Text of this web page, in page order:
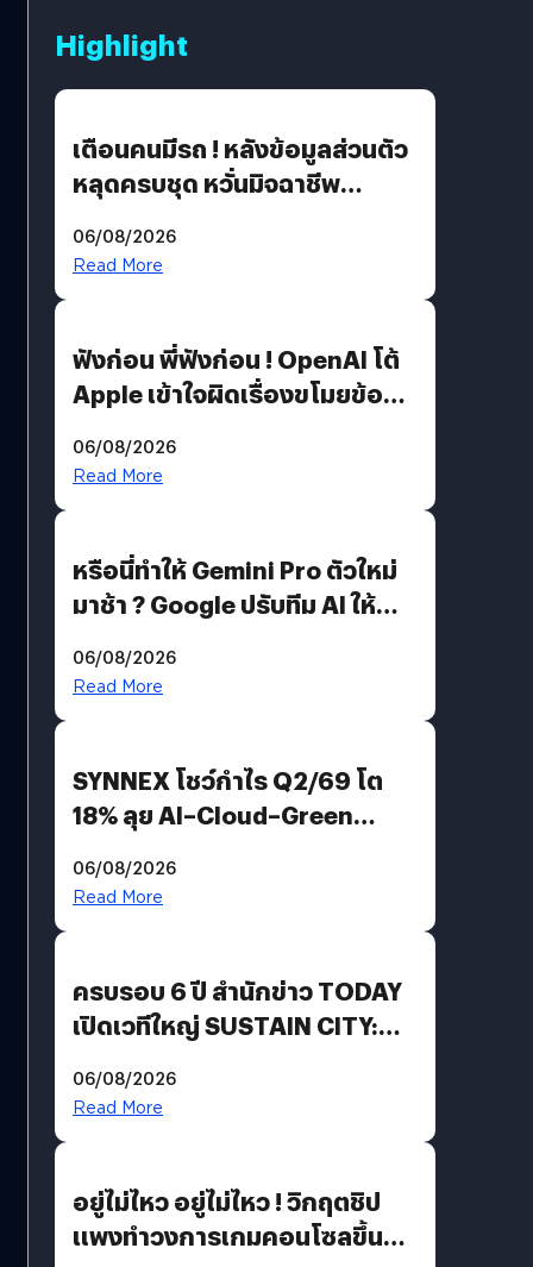
Highlight
เตือนคนมีรถ ! หลังข้อมูลส่วนตัว
หลุดครบชุด หวั่นมิจฉาชีพ
รหัสผ่านหลุด ไม่ใช่แฮกเกอร์
06/08/2026
Read More
ฟังก่อน พี่ฟังก่อน ! OpenAI โต้
Apple เข้าใจผิดเรื่องขโมยข้อมูล
06/08/2026
Read More
หรือนี่ทำให้ Gemini Pro ตัวใหม่
มาช้า ? Google ปรับทีม AI ให้
AGI
06/08/2026
Read More
SYNNEX โชว์กำไร Q2/69 โต
18% ลุย AI–Cloud–Green
Revenue เร่งเครื่อง New
06/08/2026
Read More
ครบรอบ 6 ปี สำนักข่าว TODAY
เปิดเวทีใหญ่ SUSTAIN CITY:
แนวทางปรับตัวสู่เศรษฐกิจสี
06/08/2026
Read More
อยู่ไม่ไหว อยู่ไม่ไหว ! วิกฤตชิป
แพงทำวงการเกมคอนโซลขึ้น